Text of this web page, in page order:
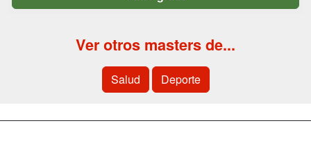
Ver otros masters de...
Salud Deporte